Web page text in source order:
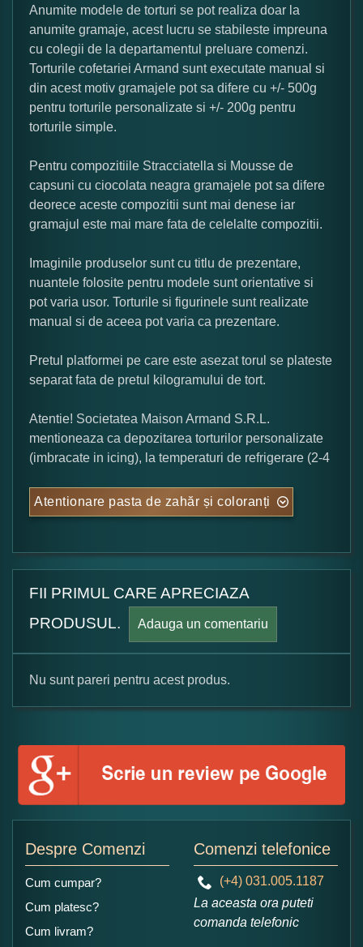
Anumite modele de torturi se pot realiza doar la
anumite gramaje, acest lucru se stabileste impreuna
cu colegii de la departamentul preluare comenzi.
Torturile cofetariei Armand sunt executate manual si
din acest motiv gramajele pot sa difere cu +/- 500g
pentru torturile personalizate si +/- 200g pentru
torturile simple.
Pentru compozitiile Stracciatella si Mousse de
capsuni cu ciocolata neagra gramajele pot sa difere
deorece aceste compozitii sunt mai denese iar
gramajul este mai mare fata de celelalte compozitii.
Imaginile produselor sunt cu titlu de prezentare,
nuantele folosite pentru modele sunt orientative si
pot varia usor. Torturile si figurinele sunt realizate
manual si de aceea pot varia ca prezentare.
Pretul platformei pe care este asezat torul se plateste
separat fata de pretul kilogramului de tort.
Atentie! Societatea Maison Armand S.R.L.
mentioneaza ca depozitarea torturilor personalizate
(imbracate in icing), la temperaturi de refrigerare (2-4
Atentionare pasta de zahăr și coloranți
FII PRIMUL CARE APRECIAZA
PRODUSUL.
Adauga un comentariu
Formular pareri client
Numele dumneavoastra:
Nu sunt pareri pentru acest produs.
Despre Comenzi
Cum cumpar?
Cum platesc?
Cum livram?
Comenzi telefonice
(+4) 031.005.1187
La aceasta ora puteti
comanda telefonic